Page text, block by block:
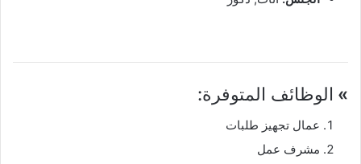
» الوظائف المتوفرة:
عمال تجهيز طلبات
مشرف عمل